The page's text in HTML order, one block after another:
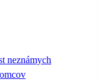
neznámych